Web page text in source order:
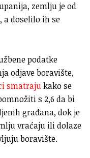
zemlju je od
a doselilo ih se
podatke
odjave boravište,
smatrajukako se
s 2,6 da bi
građana, dok je
vraćaju ili dolaze
boravište.